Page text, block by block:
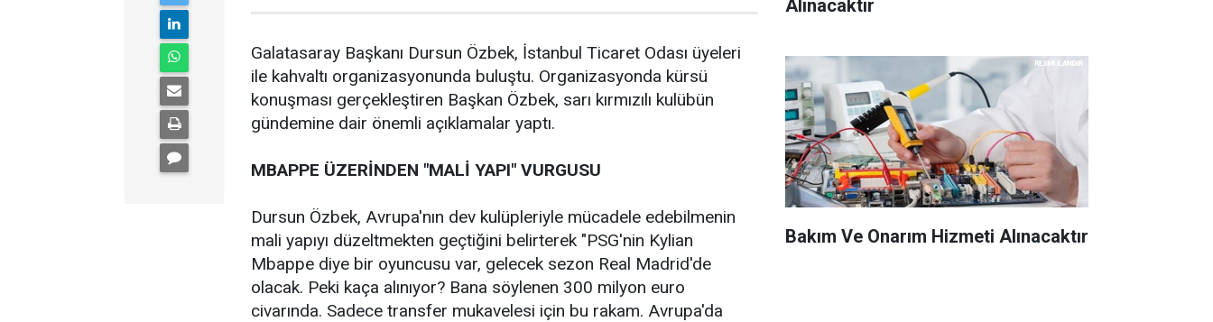
Galatasaray Başkanı Dursun Özbek, İstanbul Ticaret Odası üyeleri
ile kahvaltı organizasyonunda buluştu. Organizasyonda kürsü
konuşması gerçekleştiren Başkan Özbek, sarı kırmızılı kulübün
gündemine dair önemli açıklamalar yaptı.
MBAPPE ÜZERİNDEN "MALİ YAPI" VURGUSU
Dursun Özbek, Avrupa'nın dev kulüpleriyle mücadele edebilmenin
mali yapıyı düzeltmekten geçtiğini belirterek "PSG'nin Kylian
Mbappe diye bir oyuncusu var, gelecek sezon Real Madrid'de
olacak. Peki kaça alınıyor? Bana söylenen 300 milyon euro
civarında. Sadece transfer mukavelesi için bu rakam. Avrupa'da
Alınacaktır
Bakım Ve Onarım Hizmeti Alınacaktır